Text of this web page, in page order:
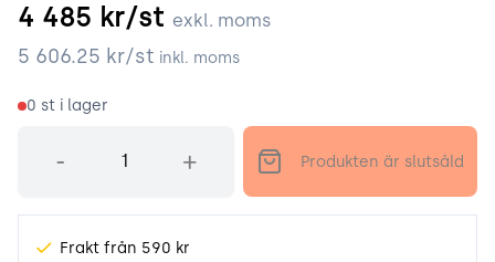
4 485 kr/st exkl. moms
5 606.25 kr/st inkl. moms
0 st i lager
- + Produkten är slutsåld
Frakt från 590 kr